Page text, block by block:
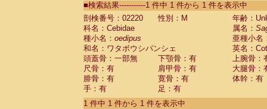
CebidaeSaguinus labiatus(0)
Cebidae Saguinus leucopus (0)
Cebidae
Cebidae
CebidaeSaguinus nigricollis (0)
Cebidae Saguinus oedipus
Cebidae Saguinus weddelli
Cebidae Saguinusspp.
Cebidae Aotus trivirgatus
Cebidae Cebus albifrons
■検索結果-----------1 件中 1 件から 1 件を表示中
剖検番号：02220
性別：M
年齢：
科名：Cebidae
属名：
種小名： oedipus
亜種小名
和名：ワタボウシパンシェ
英名：
頭蓋骨：一部無
下顎骨：有
上腕骨：
尺骨：有
肩甲骨：有
大腿骨：
腓骨：有
寛骨：有
体幹：有
手：有
足：有
1 件中 1 件から 1 件を表示中